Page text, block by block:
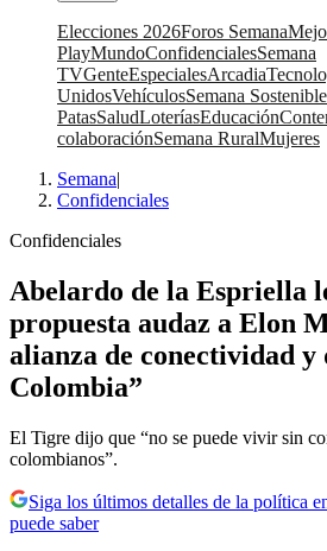
Elecciones 2026Foros Semana
PlayMundoConfidencialesSemana
TVGenteEspecialesArcadia
UnidosVehículosSemana Sostenible
PatasSaludLoteríasEducación
colaboraciónSemana RuralMujeres
Semana|
Confidenciales
Confidenciales
Abelardo de la Espriella
propuesta audaz a Elon
alianza de conectividad y
Colombia”
El Tigre dijo que “no se puede vivir sin
colombianos”.
Siga los últimos detalles de la política
puede saber